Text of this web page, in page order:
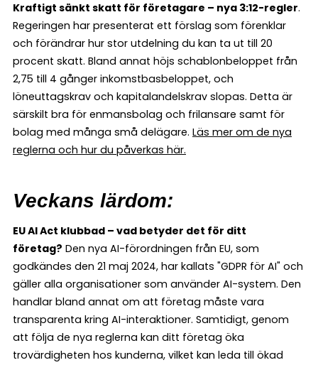
Kraftigt sänkt skatt för företagare – nya 3:12-regler.
Regeringen har presenterat ett förslag som förenklar
och förändrar hur stor utdelning du kan ta ut till 20
procent skatt. Bland annat höjs schablonbeloppet från
2,75 till 4 gånger inkomstbasbeloppet, och
löneuttagskrav och kapitalandelskrav slopas. Detta är
särskilt bra för enmansbolag och frilansare samt för
bolag med många små delägare. Läs mer om de nya
reglerna och hur du påverkas här.
Veckans lärdom:
EU AI Act klubbad – vad betyder det för ditt
företag? Den nya AI-förordningen från EU, som
godkändes den 21 maj 2024, har kallats "GDPR för AI" och
gäller alla organisationer som använder AI-system. Den
handlar bland annat om att företag måste vara
transparenta kring AI-interaktioner. Samtidigt, genom
att följa de nya reglerna kan ditt företag öka
trovärdigheten hos kunderna, vilket kan leda till ökad